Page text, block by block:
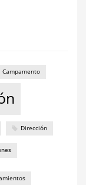
Campamento
Dirección